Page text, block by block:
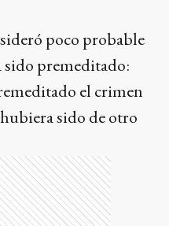
poco probable
premeditado:
el crimen
sido de otro